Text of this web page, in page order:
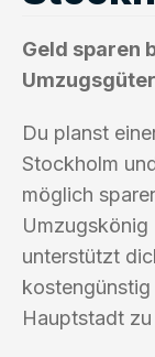
Geld sparen
Du planst
Stockholm
möglich
Umzugskönig
unterstützt
Hauptstadt